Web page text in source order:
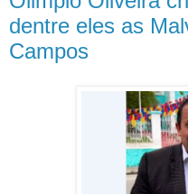
dentre eles as
Campos